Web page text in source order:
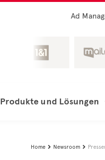
Ad
Produkte und Lösungen
Home  Newsroom 